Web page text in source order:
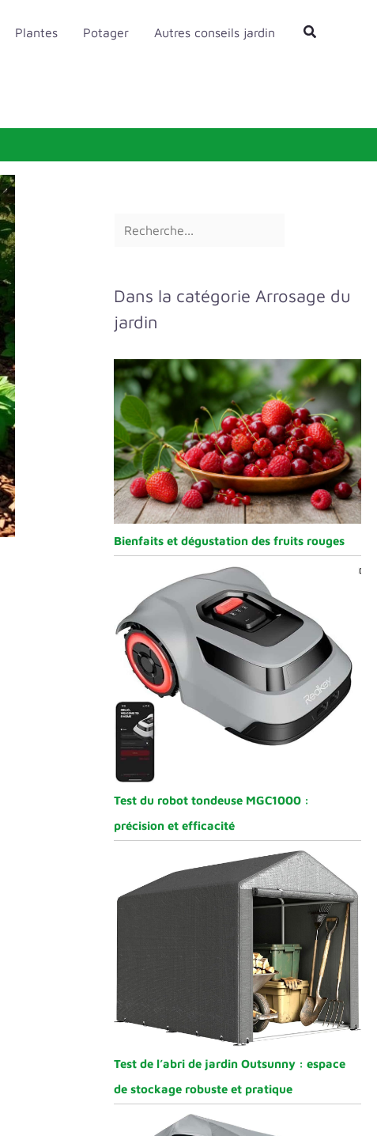
Plantes Potager Autres conseils jardin Rechercher
e
c
Dans la catégorie Arrosage du
jardin
Bienfaits et dégustation des fruits rouges
Test du robot tondeuse MGC1000 :
précision et efficacité
Test de l’abri de jardin Outsunny : espace
de stockage robuste et pratique